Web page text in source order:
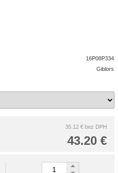
16P08P334
Giblors
35.12 € bez DPH
43.20 €